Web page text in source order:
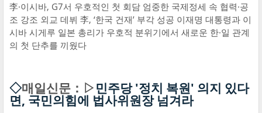
李·이시바, G7서 우호적인 첫 회담 엄중한 국제정세 속 협력·공
조 강조 외교 데뷔 李, ‘한국 건재’ 부각 성공 이재명 대통령과 이
시바 시게루 일본 총리가 우호적 분위기에서 새로운 한·일 관계
의 첫 단추를 끼웠다
◇매일신문：▷민주당 '정치 복원' 의지 있다
면, 국민의힘에 법사위원장 넘겨라